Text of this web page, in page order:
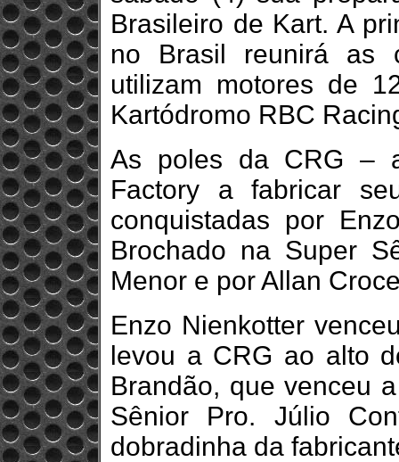
Brasileiro de Kart. A
no Brasil reunirá as
utilizam motores de
Kartódromo RBC
As poles da CRG –
Factory a fabricar
conquistadas por
Brochado na Super
Menor e por Allan
Enzo Nienkotter
levou a CRG ao alto
Brandão, que venceu
Sênior Pro. Júlio
dobradinha da